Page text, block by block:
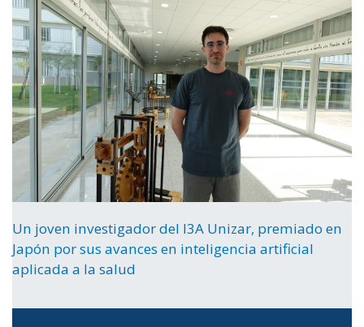
Un joven investigador del I3A Unizar, premiado en
Japón por sus avances en inteligencia artificial
aplicada a la salud